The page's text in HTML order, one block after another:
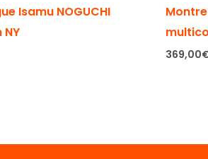
Isamu NOGUCHI
NY
369,00